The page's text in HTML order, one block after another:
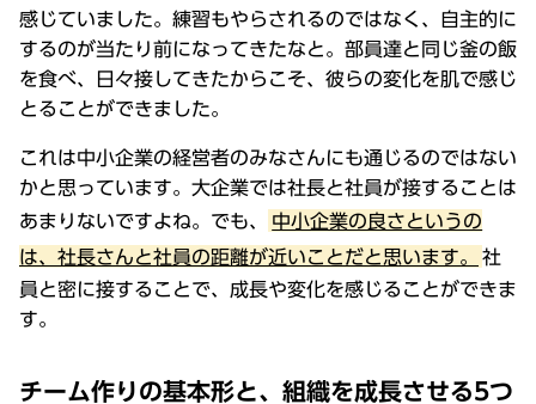
感じていました。練習もやらされるのではなく、自主的に
するのが当たり前になってきたなと。部員達と同じ釜の飯
を食べ、日々接してきたからこそ、彼らの変化を肌で感じ
とることができました。
これは中小企業の経営者のみなさんにも通じるのではない
かと思っています。大企業では社長と社員が接することは
あまりないですよね。でも、
中小企業の良さというの
は、社長さんと社員の距離が近いことだと思います。
社
員と密に接することで、成長や変化を感じることができま
す。
チーム作りの基本形と、組織を成長させる5つ